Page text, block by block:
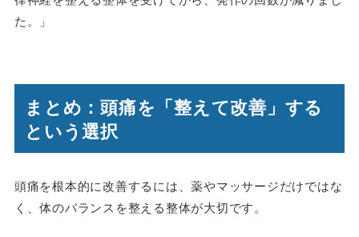
た。」
まとめ：頭痛を「整えて改善」する
という選択
頭痛を根本的に改善するには、薬やマッサージだけではな
く、体のバランスを整える整体が大切です。